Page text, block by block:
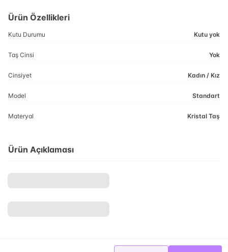
Ürün Özellikleri
Kutu Durumu Kutu yok
Taş Cinsi Yok
Cinsiyet Kadın / Kız
Model Standart
Materyal Kristal Taş
Ürün Açıklaması